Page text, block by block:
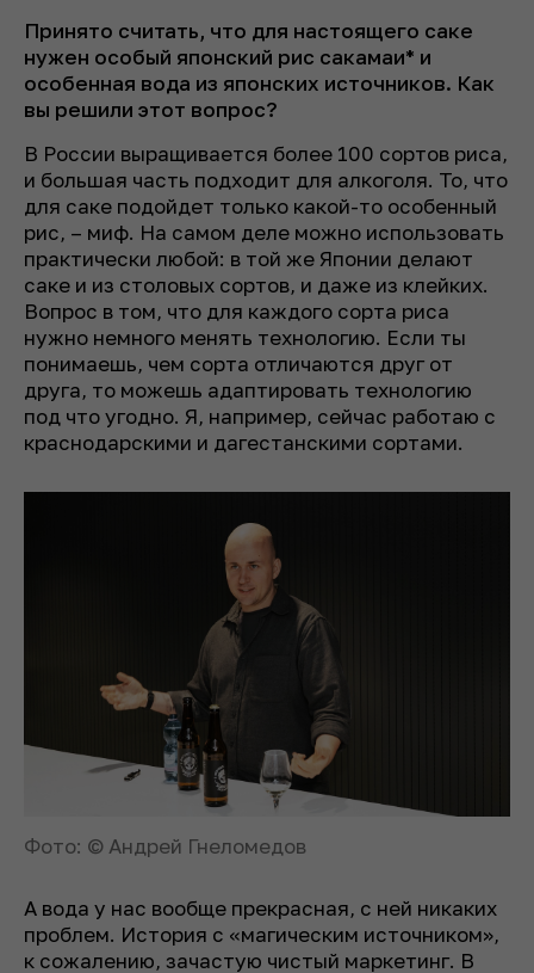
Принято считать, что для настоящего саке
нужен особый японский рис сакамаи* и
особенная вода из японских источников. Как
вы решили этот вопрос?
В России выращивается более 100 сортов риса,
и большая часть подходит для алкоголя. То, что
для саке подойдет только какой-то особенный
рис, – миф. На самом деле можно использовать
практически любой: в той же Японии делают
саке и из столовых сортов, и даже из клейких.
Вопрос в том, что для каждого сорта риса
нужно немного менять технологию. Если ты
понимаешь, чем сорта отличаются друг от
друга, то можешь адаптировать технологию
под что угодно. Я, например, сейчас работаю с
краснодарскими и дагестанскими сортами.
Фото: © Андрей Гнеломедов
А вода у нас вообще прекрасная, с ней никаких
проблем. История с «магическим источником»,
к сожалению, зачастую чистый маркетинг. В